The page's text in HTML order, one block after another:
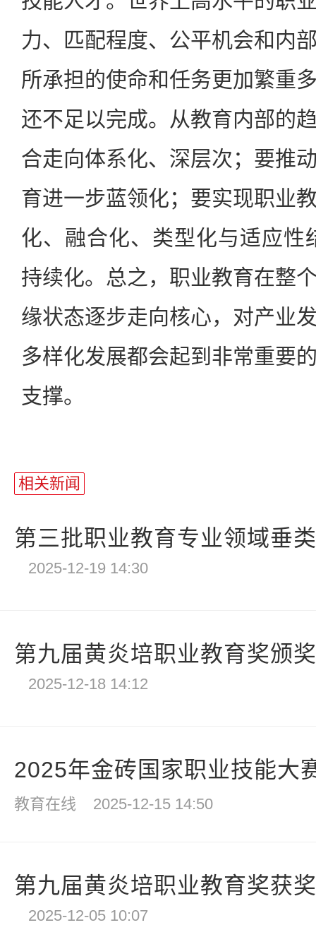
力、匹配程度、公平机会和内
所承担的使命和任务更加繁重
还不足以完成。从教育内部的
合走向体系化、深层次；要推
育进一步蓝领化；要实现职业
化、融合化、类型化与适应性
持续化。总之，职业教育在整
缘状态逐步走向核心，对产业
多样化发展都会起到非常重要
支撑。
相关新闻
第三批职业教育专业领域垂
2025-12-19 14:30
第九届黄炎培职业教育奖颁
2025-12-18 14:12
2025年金砖国家职业技能大
教育在线 2025-12-15 14:50
第九届黄炎培职业教育奖获
2025-12-05 10:07